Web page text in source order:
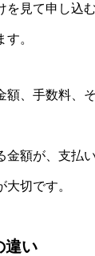
を見て申し込
。
額、手数料、
金額が、支払
切です。
違い